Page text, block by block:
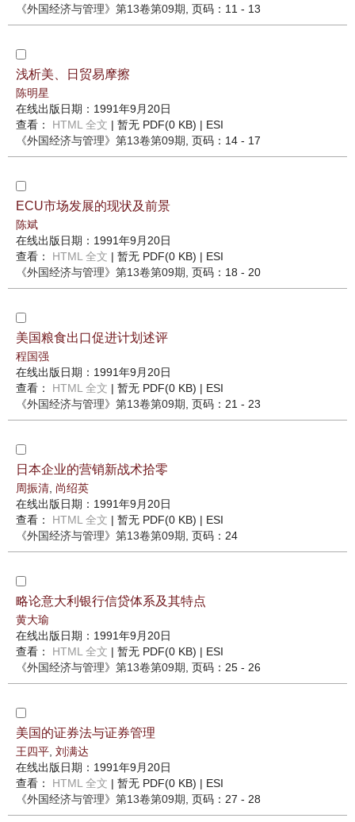
《外国经济与管理》 第13卷第09期 , 页码：11 - 13
浅析美、日贸易摩擦
陈明星
在线出版日期：1991年9月20日
查看： HTML 全文 | 暂无 PDF(0 KB) | ESI
《外国经济与管理》 第13卷第09期 , 页码：14 - 17
ECU市场发展的现状及前景
陈斌
在线出版日期：1991年9月20日
查看： HTML 全文 | 暂无 PDF(0 KB) | ESI
《外国经济与管理》 第13卷第09期 , 页码：18 - 20
美国粮食出口促进计划述评
程国强
在线出版日期：1991年9月20日
查看： HTML 全文 | 暂无 PDF(0 KB) | ESI
《外国经济与管理》 第13卷第09期 , 页码：21 - 23
日本企业的营销新战术拾零
周振清 尚绍英
在线出版日期：1991年9月20日
查看： HTML 全文 | 暂无 PDF(0 KB) | ESI
《外国经济与管理》 第13卷第09期 , 页码：24
略论意大利银行信贷体系及其特点
黄大瑜
在线出版日期：1991年9月20日
查看： HTML 全文 | 暂无 PDF(0 KB) | ESI
《外国经济与管理》 第13卷第09期 , 页码：25 - 26
美国的证券法与证券管理
王四平 刘满达
在线出版日期：1991年9月20日
查看： HTML 全文 | 暂无 PDF(0 KB) | ESI
《外国经济与管理》 第13卷第09期 , 页码：27 - 28